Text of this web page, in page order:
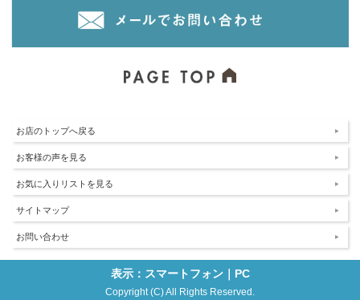
お店のトップへ戻る
お客様の声を見る
お気に入りリストを見る
サイトマップ
お問い合わせ
表示：スマートフォン｜ PC
Copyright (C) All Rights Reserved.